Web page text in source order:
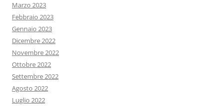
Marzo 2023
Febbraio 2023
Gennaio 2023
Dicembre 2022
Novembre 2022
Ottobre 2022
Settembre 2022
Agosto 2022
Luglio 2022